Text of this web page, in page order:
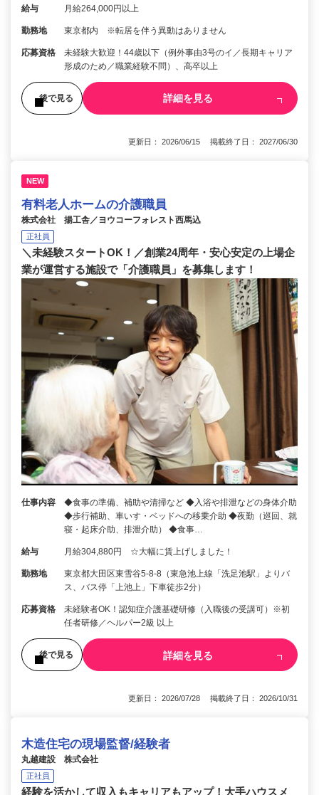
給与 月給264,000円以上
勤務地 東京都内 ※転居を伴う異動はありません
応募資格
未経験大歓迎！44歳以下（例外事由3号のイ／長期キャリア
形成のため／職業経験不問）、高卒以上
後で見る 詳細を見る
更新日： 2026/06/15 掲載終了日： 2027/06/30
NEW
有料老人ホームの介護職員
株式会社 揚工舎／ヨウコーフォレスト西馬込
正社員
＼未経験スタートOK！／創業24周年・安心安定の上場企
業が運営する施設で「介護職員」を募集します！
仕事内容
◆食事の準備、補助や清掃など ◆入浴や排泄などの身体介助
◆歩行補助、車いす・ベッドへの移乗介助 ◆夜勤（巡回、就
寝・起床介助、排泄介助） ◆食事…
給与 月給304,880円 ☆大幅に賃上げしました！
勤務地
東京都大田区東雪谷5‐8‐8（東急池上線「洗足池駅」よりバ
ス、バス停「上池上」下車徒歩2分）
応募資格
未経験者OK！認知症介護基礎研修（入職後の受講可）※初
任者研修／ヘルパー2級 以上
後で見る 詳細を見る
更新日： 2026/07/28 掲載終了日： 2026/10/31
木造住宅の現場監督/経験者
丸越建設 株式会社
正社員
経験を活かして収入もキャリアもアップ！大手ハウスメ